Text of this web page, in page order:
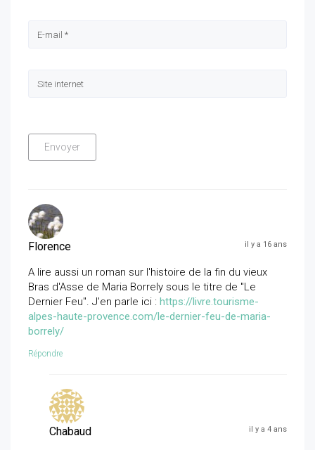
Florence il y a 16 ans
A lire aussi un roman sur l'histoire de la fin du vieux
Bras d'Asse de Maria Borrely sous le titre de "Le
Dernier Feu". J'en parle ici : https://livre.tourisme-
alpes-haute-provence.com/le-dernier-feu-de-maria-
borrely/
Répondre
Chabaud il y a 4 ans